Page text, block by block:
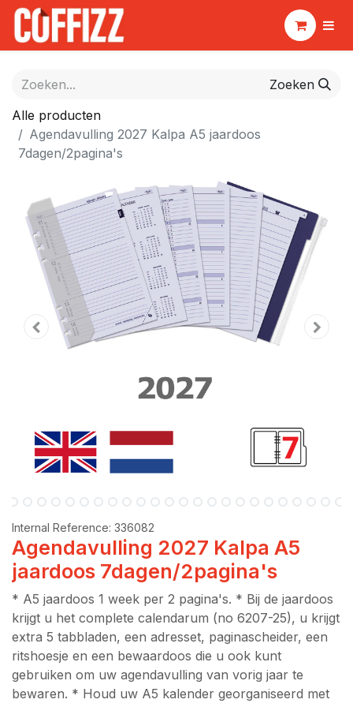
Zoeken
Alle producten
Agendavulling 2027 Kalpa A5 jaardoos
7dagen/2pagina's
Internal Reference: 336082
Agendavulling 2027 Kalpa A5
jaardoos 7dagen/2pagina's
* A5 jaardoos 1 week per 2 pagina's. * Bij de jaardoos
krijgt u het complete calendarum (no 6207-25), u krijgt
extra 5 tabbladen, een adresset, paginascheider, een
ritshoesje en een bewaardoos die u ook kunt
gebruiken om uw agendavulling van vorig jaar te
bewaren. * Houd uw A5 kalender georganiseerd met